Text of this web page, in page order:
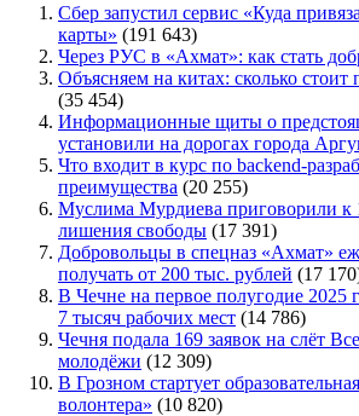
Сбер запустил сервис «Куда
карты» (191 643)
Через РУС в «Ахмат»: как стать
Объясняем на китах: сколько
(35 454)
Информационные щиты о
установили на дорогах города
Что входит в курс по backend-
преимущества (20 255)
Муслима Мурдиева приговорили к
лишения свободы (17 391)
Добровольцы в спецназ «Ахмат»
получать от 200 тыс. рублей (17
В Чечне на первое полугодие 2025
7 тысяч рабочих мест (14 786)
Чечня подала 169 заявок на слёт
молодёжи (12 309)
В Грозном стартует
волонтера» (10 820)